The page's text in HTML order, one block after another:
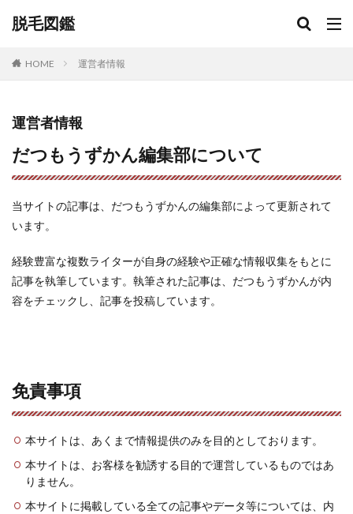
脱毛図鑑
HOME 運営者情報
運営者情報
だつもうずかん編集部について
当サイトの記事は、だつもうずかんの編集部によって更新されて
います。
経験豊富な複数ライターが自身の経験や正確な情報収集をもとに
記事を執筆しています。執筆された記事は、だつもうずかんが内
容をチェックし、記事を投稿しています。
免責事項
本サイトは、あくまで情報提供のみを目的としております。
本サイトは、お客様を勧誘する目的で運営しているものではあ
りません。
本サイトに掲載している全ての記事やデータ等については、内